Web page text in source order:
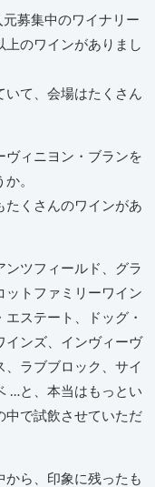
募集中のワイナリー
のワインがありまし
いて、会場はたくさん
ヴィニヨン・ブランを
。
たくさんのワインがあ
ツフィールド、グラ
ットファミリーワイン
ステート、ドッグ・
インズ、インヴィーヴ
、ラブブロック、サイ
…と、本当はもっとい
中で試飲させていただ
から、印象に残ったも